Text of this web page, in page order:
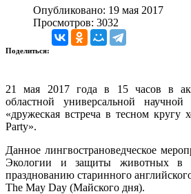
Опубликовано: 19 мая 2017
Просмотров: 3032
Поделиться:
21 мая 2017 года в 15 часов в
областной универсальной научной
«дружеская встреча в тесном
Party».
Данное лингвострановедческое
Экологии и защиты животных в
празднованию старинного
The May Day (Майского дня).